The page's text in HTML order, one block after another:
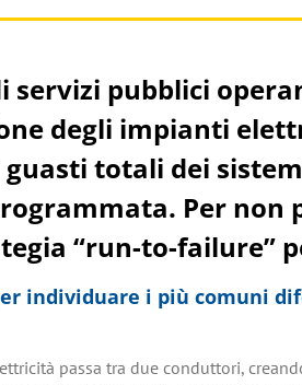
servizi pubblici
degli impianti
guasti totali dei
Per
“run-to-failure”
individuare i più comuni
passa tra due conduttori,